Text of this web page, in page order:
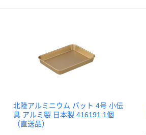
北陸アルミニウム バット 4号 小伝
具 アルミ製 日本製 416191 1個
（直送品）